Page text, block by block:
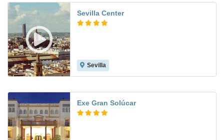
Sevilla Center
Sevilla
Exe Gran Solúcar